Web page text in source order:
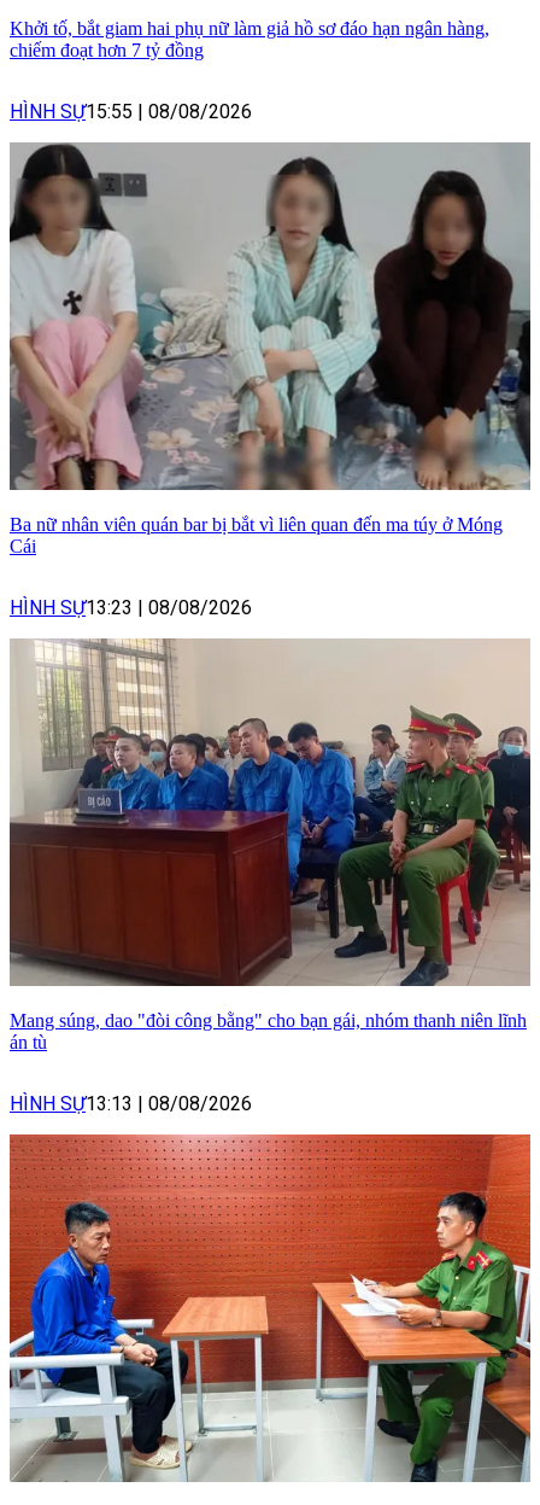
Khởi tố, bắt giam hai phụ nữ làm giả hồ sơ đáo hạn ngân hàng,
chiếm đoạt hơn 7 tỷ đồng
HÌNH SỰ15:55 08/08/2026
Ba nữ nhân viên quán bar bị bắt vì liên quan đến ma túy ở Móng
Cái
HÌNH SỰ13:23 08/08/2026
Mang súng, dao "đòi công bằng" cho bạn gái, nhóm thanh niên lĩnh
án tù
HÌNH SỰ13:13 08/08/2026